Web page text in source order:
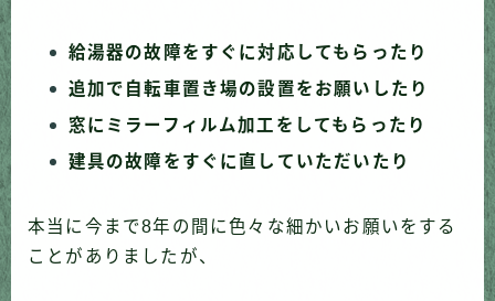
給湯器の故障をすぐに対応してもらったり
追加で自転車置き場の設置をお願いしたり
窓にミラーフィルム加工をしてもらったり
建具の故障をすぐに直していただいたり
本当に今まで8年の間に色々な細かいお願いをする
ことがありましたが、